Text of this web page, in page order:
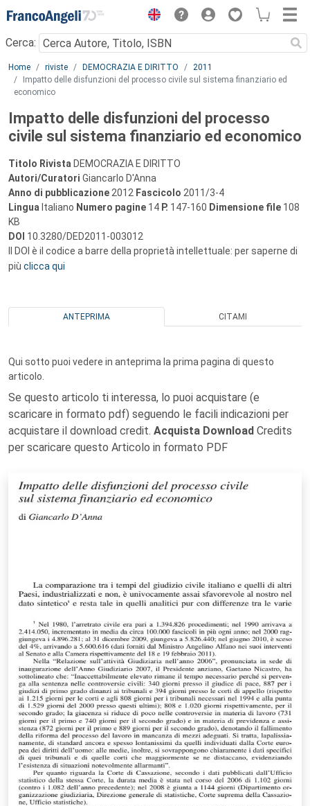
Menu
Cerca:
Main content
Home riviste DEMOCRAZIA E DIRITTO
2011
Impatto delle disfunzioni del processo civile sul sistema finanziario ed
economico
Impatto delle disfunzioni del processo
civile sul sistema finanziario ed economico
Titolo Rivista DEMOCRAZIA E DIRITTO
Autori/Curatori Giancarlo D'Anna
Anno di pubblicazione 2012 Fascicolo 2011/3-4
Lingua Italiano Numero pagine 14 P. 147-160 Dimensione file 108
KB
DOI 10.3280/DED2011-003012
Il DOI è il codice a barre della proprietà intellettuale: per saperne di
più clicca qui
ANTEPRIMA CITAMI
Qui sotto puoi vedere in anteprima la prima pagina di questo
articolo.
Se questo articolo ti interessa, lo puoi acquistare (e
scaricare in formato pdf) seguendo le facili indicazioni per
acquistare il download credit. Acquista Download Credits
per scaricare questo Articolo in formato PDF